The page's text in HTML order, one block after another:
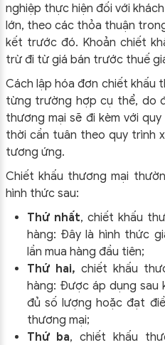
nghiệp thực hiện đối với
lớn, theo các thỏa thuận
kết trước đó. Khoản chiết
trừ đi từ giá bán trước thuế
Cách lập hóa đơn chiết khấu
từng trường hợp cụ thể, do
thương mại sẽ đi kèm với
thời cần tuân theo quy trình
tương ứng.
Chiết khấu thương mại
hình thức sau:
Thứ nhất, chiết khấu
hàng: Đây là hình thức
lần mua hàng đầu tiên;
Thứ hai, chiết khấu
hàng: Được áp dụng sau
đủ số lượng hoặc đạt
thương mại;
Thứ ba, chiết khấu